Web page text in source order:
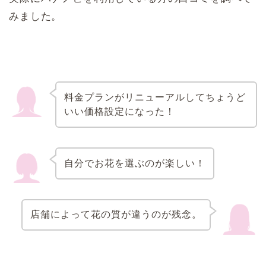
みました。
料金プランがリニューアルしてちょうど
いい価格設定になった！
自分でお花を選ぶのが楽しい！
店舗によって花の質が違うのが残念。